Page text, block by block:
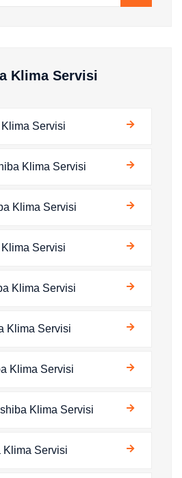
Klima Servisi
Servisi
Klima Servisi
Klima Servisi
Servisi
Klima Servisi
Klima Servisi
Klima Servisi
Klima Servisi
Klima Servisi